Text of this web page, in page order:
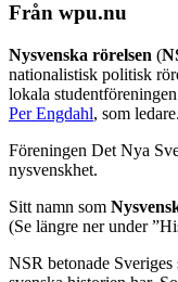
Från wpu.nu
Nysvenska rörelsen (
nationalistisk politisk
lokala
Per Engdahl, som ledare.
Föreningen Det Nya
nysvenskhet.
Sitt namn som
(Se längre ner under
NSR betonade Sveriges